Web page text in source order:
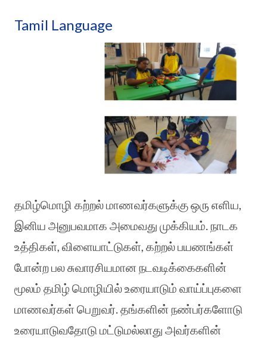
Tamil Language
தமிழ்மொழி கற்றல் மாணவர்களுக்கு ஒரு எளிய,
இனிய அனுபவமாக அமைவது முக்கியம். நாடக
உத்திகள், விளையாட்டுகள், கற்றல் பயணங்கள்
போன்ற பல சுவாரசியமான நடவடிக்கைகளின்
மூலம் தமிழ் மொழியில் உரையாடும் வாய்ப்புகளை
மாணவர்கள் பெறுவர். தங்களின் நண்பர்களோடு
உரையாடுவதோடு மட்டுமல்லாது அவர்களின்